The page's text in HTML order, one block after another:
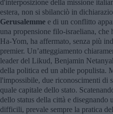
d'interposizione della missione
estera, non si sbilanciò in
Gerusalemme e di un conflitto
una propensione filo-israeliana, che
Ha-Yom, ha affermato, senza più
premier. Un’atteggiamento
leader del Likud, Benjamin
della politica ed un abile populista.
l'impossibile, due riconoscimenti di
quale capitale dello stato.
dello status della città e
difficili, prevale sempre la pratica